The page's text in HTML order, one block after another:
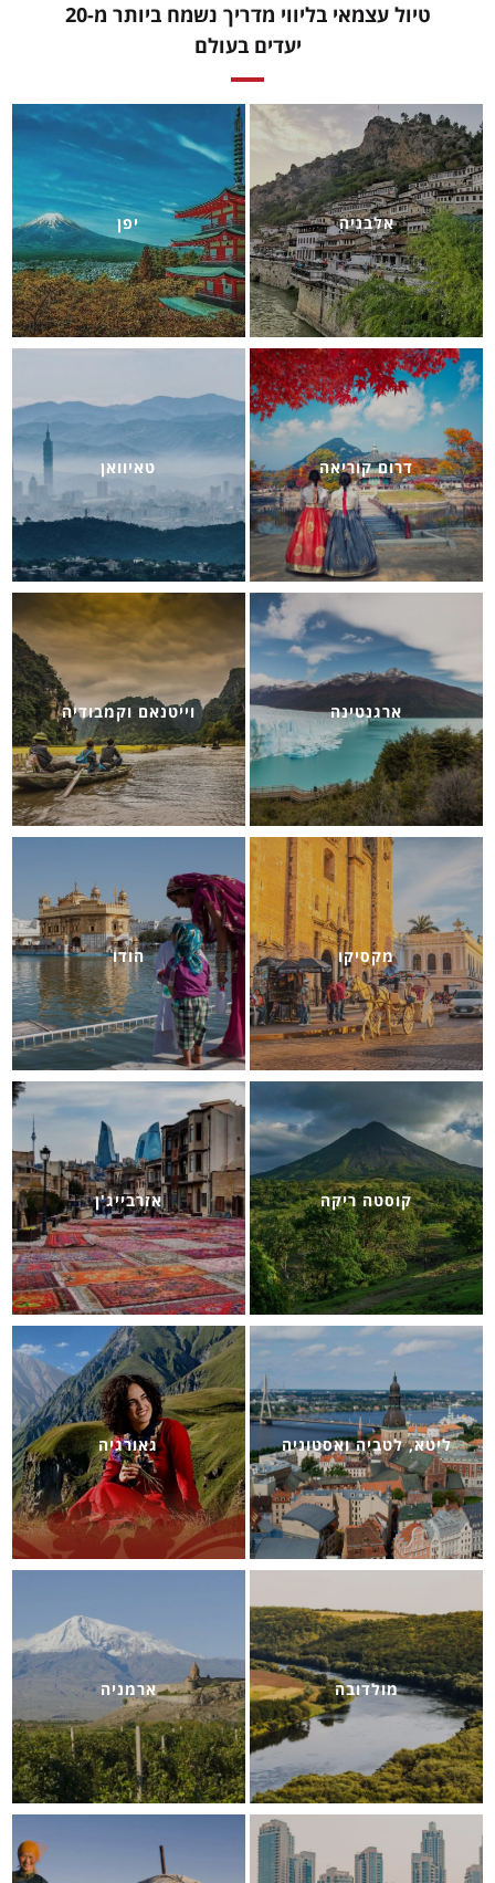
טיול עצמאי בליווי מדריך נשמח ביותר מ-20
יעדים בעולם
אלבניה יפן
דרום קוריאה טאיוואן
ארגנטינה וייטנאם וקמבודיה
מקסיקו הודו
קוסטה ריקה אזרבייג'ן
ליטא, לטביה ואסטוניה גאורגיה
מולדובה ארמניה